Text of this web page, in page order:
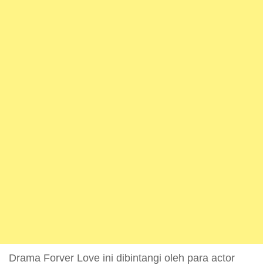
Drama Forver Love ini dibintangi oleh para actor